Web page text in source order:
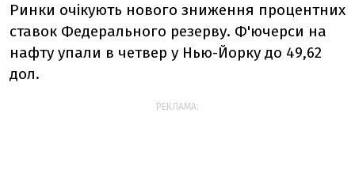
Ринки очікують нового зниження процентних
ставок Федерального резерву. Ф'ючерси на
нафту упали в четвер у Нью-Йорку до 49,62
дол.
РЕКЛАМА: